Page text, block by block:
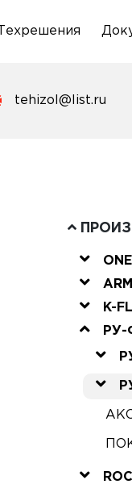
Техрешения
tehizol@list.ru
K-
РУ-